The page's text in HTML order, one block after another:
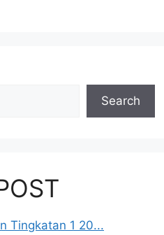
Search
Tingkatan 1 20...